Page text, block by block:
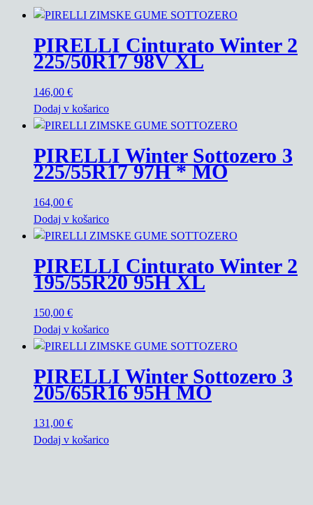
PIRELLI Cinturato Winter 2
225/50R17 98V XL
146,00 €
Dodaj v košarico
PIRELLI Winter Sottozero 3
225/55R17 97H * MO
164,00 €
Dodaj v košarico
PIRELLI Cinturato Winter 2
195/55R20 95H XL
150,00 €
Dodaj v košarico
PIRELLI Winter Sottozero 3
205/65R16 95H MO
131,00 €
Dodaj v košarico